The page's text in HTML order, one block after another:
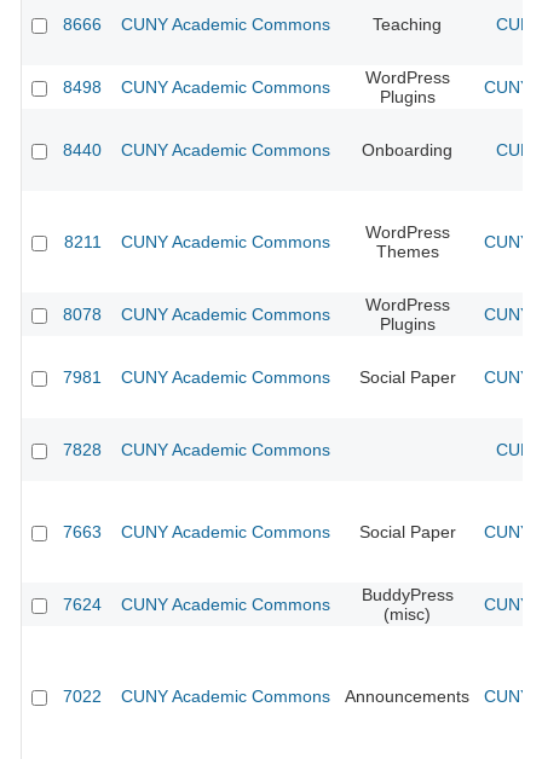
8666 CUNY Academic Commons Teaching
8498 CUNY Academic Commons
WordPress
Plugins
CUNY
8440 CUNY Academic Commons Onboarding
8211 CUNY Academic Commons
WordPress
Themes
CUNY
8078 CUNY Academic Commons
WordPress
Plugins
CUNY
7981 CUNY Academic Commons Social Paper CUNY
7828 CUNY Academic Commons
7663 CUNY Academic Commons Social Paper CUNY
7624 CUNY Academic Commons
BuddyPress
(misc)
CUNY
7022 CUNY Academic Commons Announcements CUNY